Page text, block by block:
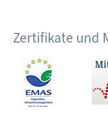
Zertifikate und